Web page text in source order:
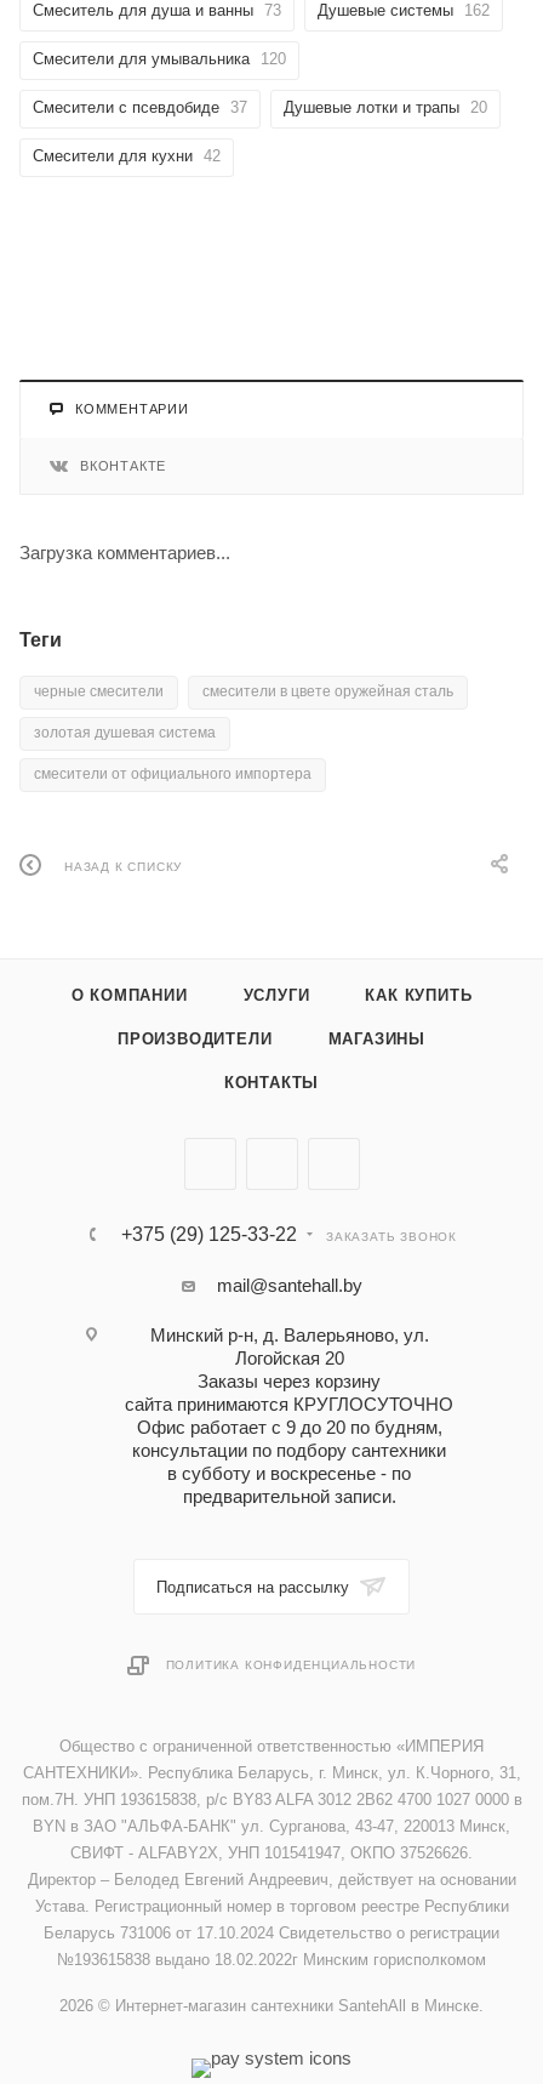
Смеситель для душа и ванны 73 Душевые системы 162
Смесители для умывальника 120
Смесители с псевдобиде 37 Душевые лотки и трапы 20
Смесители для кухни 42
КОММЕНТАРИИ
ВКОНТАКТЕ
Загрузка комментариев...
Теги
черные смесители смесители в цвете оружейная сталь
золотая душевая система
смесители от официального импортера
НАЗАД К СПИСКУ
О КОМПАНИИ УСЛУГИ КАК КУПИТЬ
ПРОИЗВОДИТЕЛИ МАГАЗИНЫ
КОНТАКТЫ
+375 (29) 125-33-22 ЗАКАЗАТЬ ЗВОНОК
mail@santehall.by
Минский р-н, д. Валерьяново, ул.
Логойская 20
Заказы через корзину
сайта принимаются КРУГЛОСУТОЧНО
Офис работает с 9 до 20 по будням,
консультации по подбору сантехники
в субботу и воскресенье - по
предварительной записи.
Подписаться на рассылку
ПОЛИТИКА КОНФИДЕНЦИАЛЬНОСТИ
Общество с ограниченной ответственностью «ИМПЕРИЯ
САНТЕХНИКИ». Республика Беларусь, г. Минск, ул. К.Чорного, 31,
пом.7Н. УНП 193615838, р/с BY83 ALFA 3012 2B62 4700 1027 0000 в
BYN в ЗАО "АЛЬФА-БАНК" ул. Сурганова, 43-47, 220013 Минск,
СВИФТ - ALFABY2X, УНП 101541947, ОКПО 37526626.
Директор – Белодед Евгений Андреевич, действует на основании
Устава. Регистрационный номер в торговом реестре Республики
Беларусь 731006 от 17.10.2024 Свидетельство о регистрации
№193615838 выдано 18.02.2022г Минским горисполкомом
2026 © Интернет-магазин сантехники SantehAll в Минске.